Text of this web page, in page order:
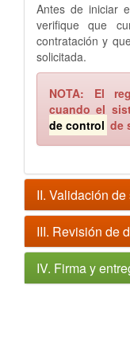
Antes de iniciar
verifique que
contratación y
solicitada.
NOTA: El
cuando el
de control de
II. Validación
III. Revisión de
IV. Firma y